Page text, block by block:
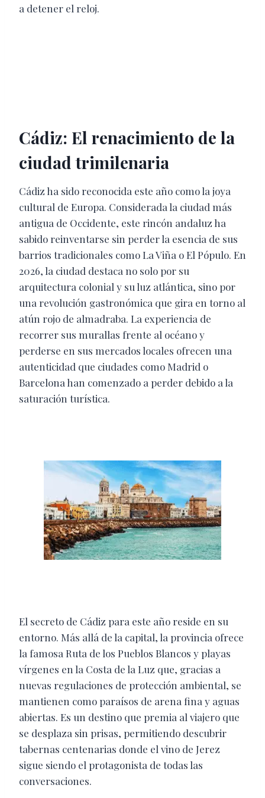
a detener el reloj.
Cádiz: El renacimiento de la
ciudad trimilenaria
Cádiz ha sido reconocida este año como la joya
cultural de Europa. Considerada la ciudad más
antigua de Occidente, este rincón andaluz ha
sabido reinventarse sin perder la esencia de sus
barrios tradicionales como La Viña o El Pópulo. En
2026, la ciudad destaca no solo por su
arquitectura colonial y su luz atlántica, sino por
una revolución gastronómica que gira en torno al
atún rojo de almadraba. La experiencia de
recorrer sus murallas frente al océano y
perderse en sus mercados locales ofrecen una
autenticidad que ciudades como Madrid o
Barcelona han comenzado a perder debido a la
saturación turística.
El secreto de Cádiz para este año reside en su
entorno. Más allá de la capital, la provincia ofrece
la famosa Ruta de los Pueblos Blancos y playas
vírgenes en la Costa de la Luz que, gracias a
nuevas regulaciones de protección ambiental, se
mantienen como paraísos de arena fina y aguas
abiertas. Es un destino que premia al viajero que
se desplaza sin prisas, permitiendo descubrir
tabernas centenarias donde el vino de Jerez
sigue siendo el protagonista de todas las
conversaciones.